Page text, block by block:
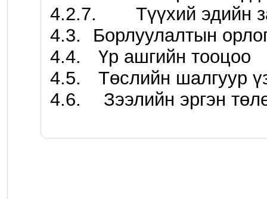
4.2.7.	Түүхий эдийн зардал
4.3.	Борлуулалтын орлого
4.4.	 Үр ашгийн тооцоо
4.5.	 Төслийн шалгуур үзүүлэлтүүд
4.6.	  Зээлийн эргэн төлөлтийн хуваарь